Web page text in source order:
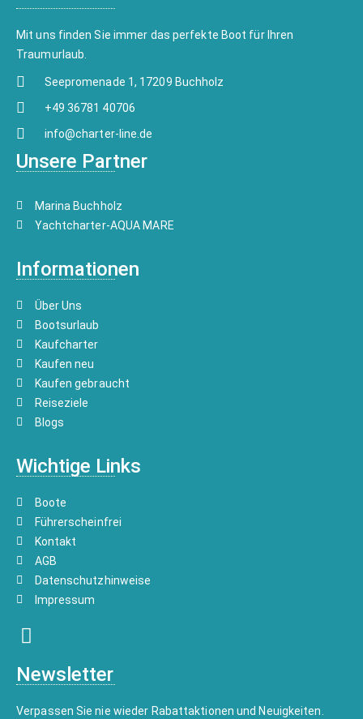
Mit uns finden Sie immer das perfekte Boot für Ihren
Traumurlaub.
Seepromenade 1, 17209 Buchholz
+49 36781 40706
info@charter-line.de
Unsere Partner
Marina Buchholz
Yachtcharter-AQUA MARE
Informationen
Über Uns
Bootsurlaub
Kaufcharter
Kaufen neu
Kaufen gebraucht
Reiseziele
Blogs
Wichtige Links
Boote
Führerscheinfrei
Kontakt
AGB
Datenschutzhinweise
Impressum
Newsletter
Verpassen Sie nie wieder Rabattaktionen und Neuigkeiten.